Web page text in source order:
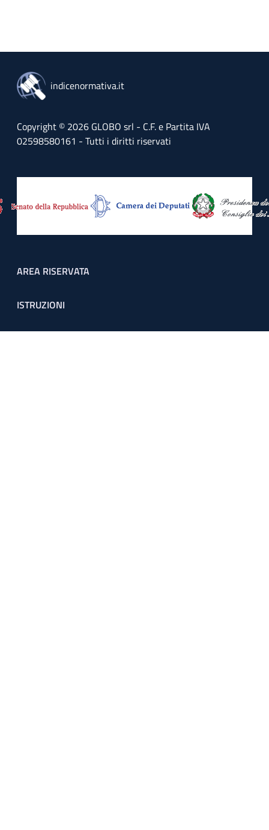
indicenormativa.it
Copyright © 2026 GLOBO srl - C.F. e Partita IVA
02598580161 - Tutti i diritti riservati
Footer menu
AREA RISERVATA
ISTRUZIONI